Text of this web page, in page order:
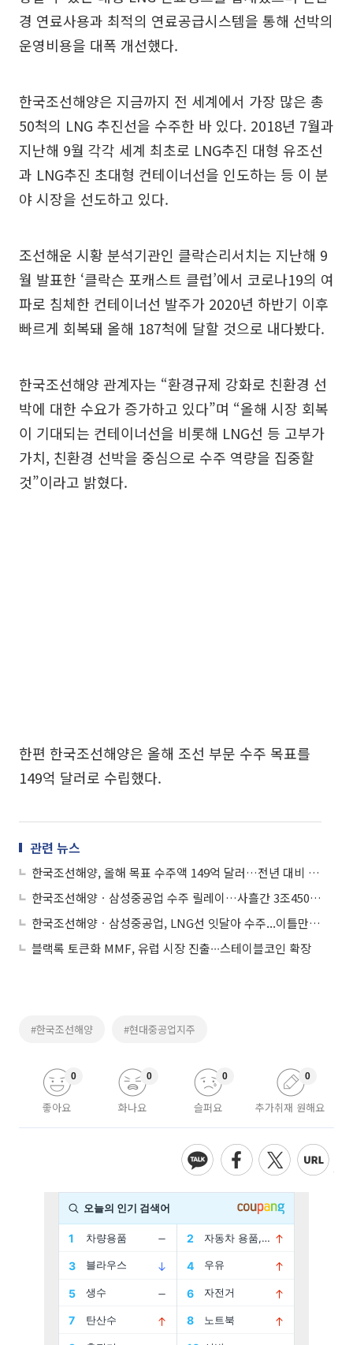
경 연료사용과 최적의 연료공급시스템을 통해 선박의
운영비용을 대폭 개선했다.
한국조선해양은 지금까지 전 세계에서 가장 많은 총
50척의 LNG 추진선을 수주한 바 있다. 2018년 7월과
지난해 9월 각각 세계 최초로 LNG추진 대형 유조선
과 LNG추진 초대형 컨테이너선을 인도하는 등 이 분
야 시장을 선도하고 있다.
조선해운 시황 분석기관인 클락슨리서치는 지난해 9
월 발표한 ‘클락슨 포캐스트 클럽’에서 코로나19의 여
파로 침체한 컨테이너선 발주가 2020년 하반기 이후
빠르게 회복돼 올해 187척에 달할 것으로 내다봤다.
한국조선해양 관계자는 “환경규제 강화로 친환경 선
박에 대한 수요가 증가하고 있다”며 “올해 시장 회복
이 기대되는 컨테이너선을 비롯해 LNG선 등 고부가
가치, 친환경 선박을 중심으로 수주 역량을 집중할
것”이라고 밝혔다.
한편 한국조선해양은 올해 조선 부문 수주 목표를
149억 달러로 수립했다.
관련 뉴스
한국조선해양, 올해 목표 수주액 149억 달러…전년 대비 35%↑
한국조선해양ㆍ삼성중공업 수주 릴레이…사흘간 3조4500억 수주
한국조선해양ㆍ삼성중공업, LNG선 잇달아 수주...이틀만에 2조 원 계약
블랙록 토큰화 MMF, 유럽 시장 진출∙∙∙스테이블코인 확장
#한국조선해양 #현대중공업지주
좋아요
0
화나요
0
슬퍼요
0
추가취재 원해요
0